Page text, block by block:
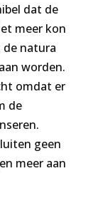
dat de
meer kon
natura
worden.
omdat er
de
geen
meer aan